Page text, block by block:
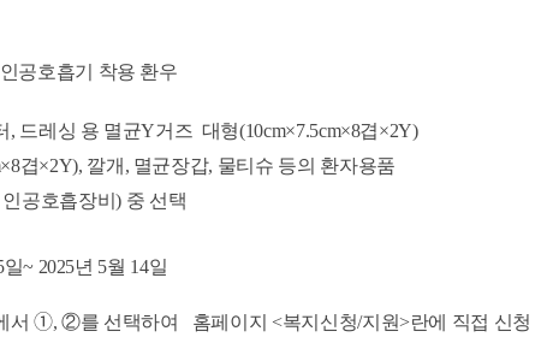
공호흡기 착용 환우
, 드레싱 용 멸균Y거즈 대형(10cm×7.5cm×8겹×2Y)
겹×2Y), 깔개, 멸균장갑, 물티슈 등의 환자용품
인공호흡장비) 중 선택
~ 2025년 5월 14일
서 ➀,②를 선택하여 홈페이지 <복지신청/지원>란에 직접 신청